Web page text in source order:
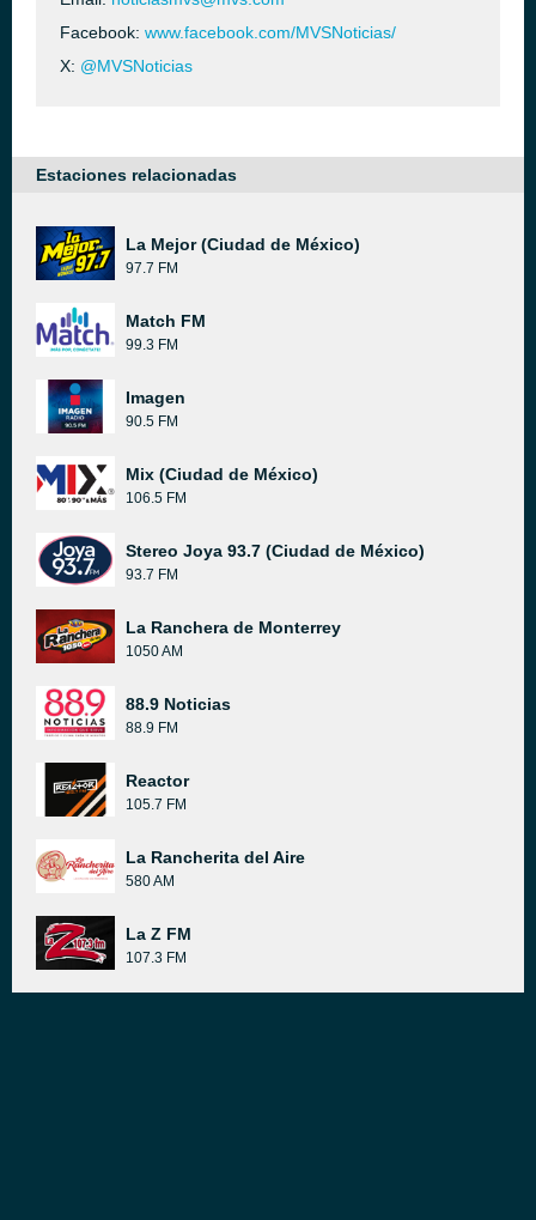
Facebook: www.facebook.com/MVSNoticias/
X: @MVSNoticias
Estaciones relacionadas
La Mejor (Ciudad de México)
97.7 FM
Match FM
99.3 FM
Imagen
90.5 FM
Mix (Ciudad de México)
106.5 FM
Stereo Joya 93.7 (Ciudad de México)
93.7 FM
La Ranchera de Monterrey
1050 AM
88.9 Noticias
88.9 FM
Reactor
105.7 FM
La Rancherita del Aire
580 AM
La Z FM
107.3 FM